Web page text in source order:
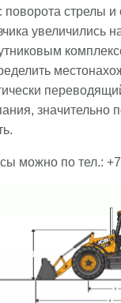
поворота стрелы и
увеличились
значительно
можно по тел.: